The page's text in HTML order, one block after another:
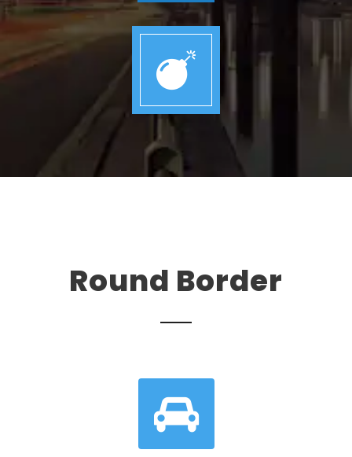
Round Border